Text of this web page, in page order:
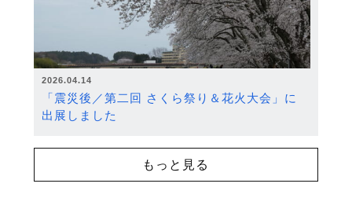
2026.04.14
「震災後／第二回 さくら祭り＆花火大会」に
出展しました
もっと見る